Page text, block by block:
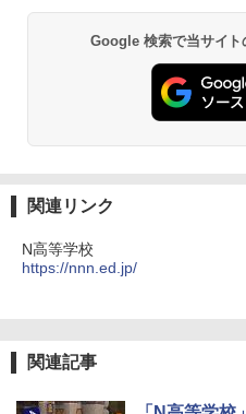
Google 検索で当サイト
関連リンク
N高等学校
https://nnn.ed.jp/
関連記事